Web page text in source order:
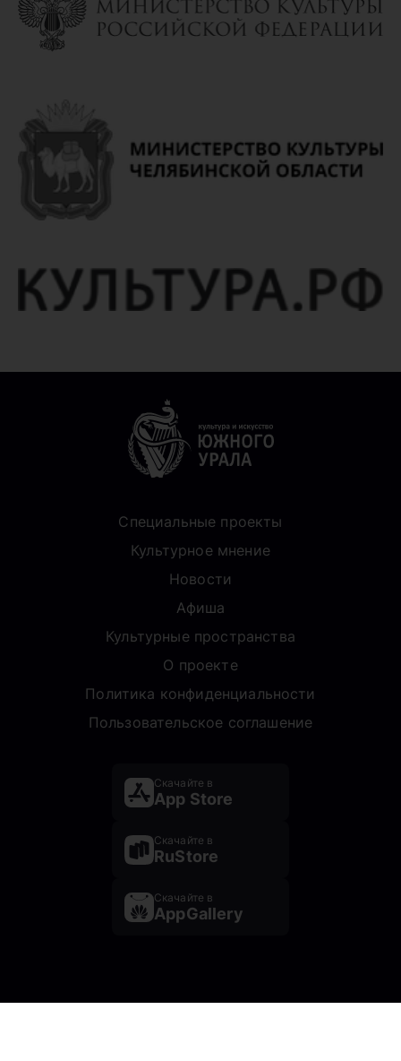
Специальные проекты
Культурное мнение
Новости
Афиша
Культурные пространства
О проекте
Политика конфиденциальности
Пользовательское соглашение
Скачайте в
App Store
Скачайте в
RuStore
Скачайте в
AppGallery